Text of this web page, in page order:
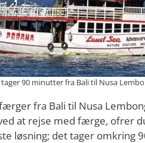
90 minutter fra Bali til Nusa
fra Bali til Nusa
at rejse med færge, ofrer
løsning; det tager omkring